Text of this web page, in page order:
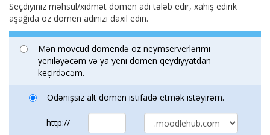
Seçdiyiniz məhsul/xidmət domen adı tələb edir, xahiş edirik
aşağıda öz domen adınızı daxil edin.
Mən mövcud domendə öz neymserverlərimi
yeniləyəcəm və ya yeni domen qeydiyyatdan
keçirdəcəm.
Ödənişsiz alt domen istifadə etmək istəyirəm.
http://